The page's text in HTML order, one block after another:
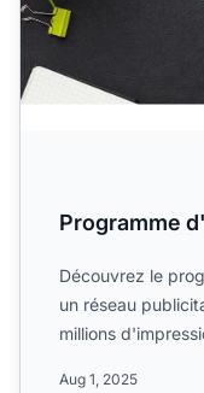
Programme
Découvrez le
un réseau
millions
Aug 1, 2025